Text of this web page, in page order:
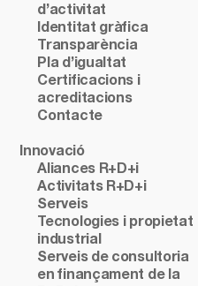
d’activitat
Identitat gràfica
Transparència
Pla d’igualtat
Certificacions i
acreditacions
Contacte
Innovació
Aliances R+D+i
Activitats R+D+i
Serveis
Tecnologies i propietat
industrial
Serveis de consultoria
en finançament de la